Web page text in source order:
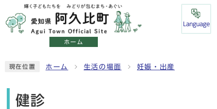
ホーム
Language
現在位置 ホーム 生活の場面 妊娠・出産
健診